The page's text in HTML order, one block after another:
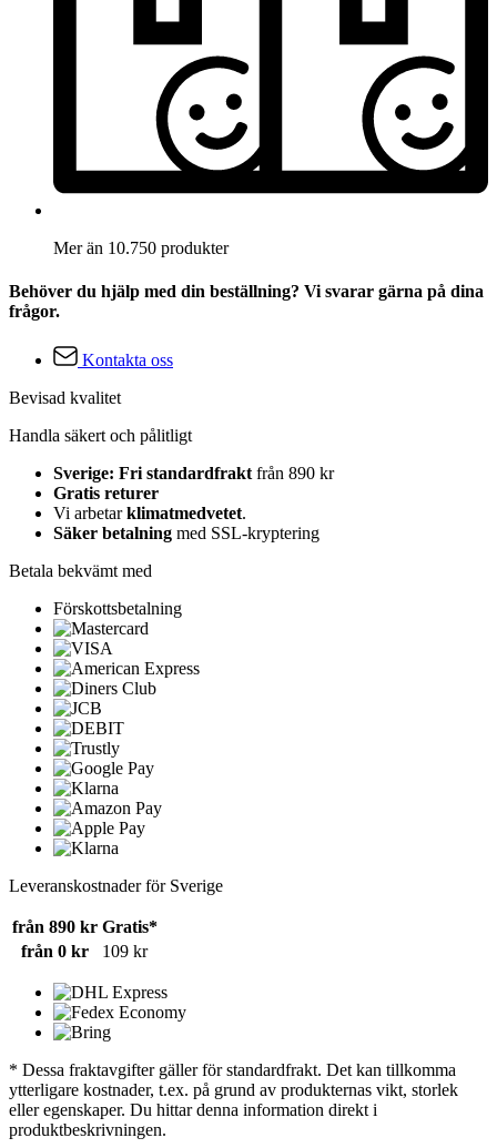
Mer än 10.750 produkter
Behöver du hjälp med din beställning? Vi svarar gärna på dina
frågor.
Kontakta oss
Bevisad kvalitet
Handla säkert och pålitligt
Sverige: Fri standardfrakt från 890 kr
Gratis returer
Vi arbetarklimatmedvetet.
Säker betalning med SSL-kryptering
Betala bekvämt med
Förskottsbetalning
Leveranskostnader för Sverige
från 890 kr Gratis*
från 0 kr
109 kr
* Dessa fraktavgifter gäller för standardfrakt. Det kan tillkomma
ytterligare kostnader, t.ex. på grund av produkternas vikt, storlek
eller egenskaper. Du hittar denna information direkt i
produktbeskrivningen.